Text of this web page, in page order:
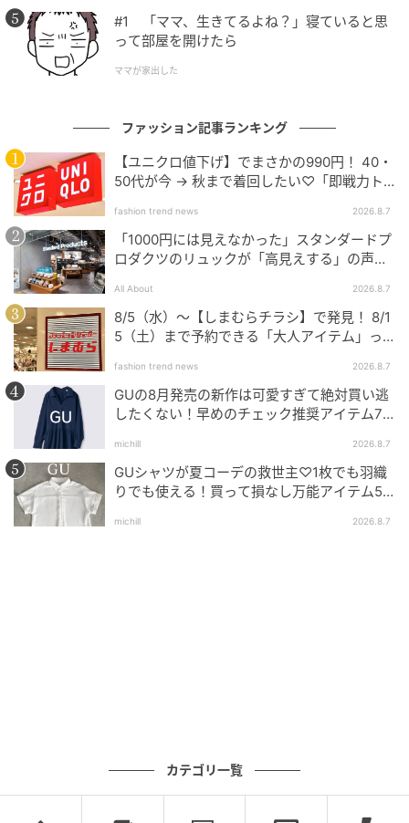
シップス インフォメーションセンター） ショートパン
ツ￥14,300（スピック＆スパン／スピック＆スパン ル
ミネ有楽町店） チョーカー￥58,300（マルレナ／
オ） シューズ￥23,000（ティンバーランド／VF ジャ
パン）
#1 「ママ、生きてるよね？」寝ていると思
って部屋を開けたら
ママが家出した
ファッション記事ランキング
【ユニクロ値下げ】でまさかの990円！ 40・
50代が今 → 秋まで着回したい♡「即戦力ト
fashion trend news 2026.8.7
「1000円には見えなかった」スタンダードプ
ロダクツのリュックが「高見えする」の声。
All About 2026.8.7
8/5（水）〜【しまむらチラシ】で発見！ 8/1
5（土）まで予約できる「大人アイテム」っ
fashion trend news 2026.8.7
GUの8月発売の新作は可愛すぎて絶対買い逃
したくない！早めのチェック推奨アイテム7
michill 2026.8.7
GUシャツが夏コーデの救世主♡1枚でも羽織
りでも使える！買って損なし万能アイテム5
michill 2026.8.7
カテゴリ一覧